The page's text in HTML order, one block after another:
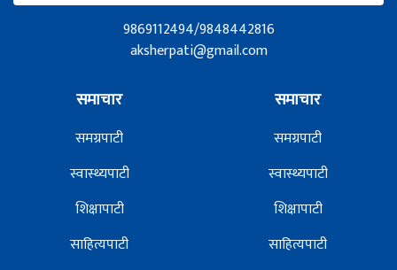
9869112494/9848442816
aksherpati@gmail.com
समाचार
समग्रपाटी
स्वास्थ्यपाटी
शिक्षापाटी
साहित्यपाटी
समाचार
समग्रपाटी
स्वास्थ्यपाटी
शिक्षापाटी
साहित्यपाटी